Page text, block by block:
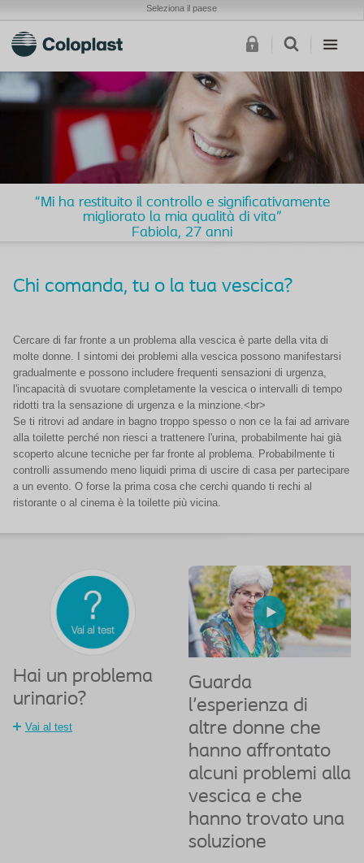
Seleziona il paese
“Mi ha restituito il controllo e significativamente
migliorato la mia qualità di vita”
Fabiola, 27 anni
Chi comanda, tu o la tua vescica?
Cercare di far fronte a un problema alla vescica è parte della vita di
molte donne. I sintomi dei problemi alla vescica possono manifestarsi
gradualmente e possono includere frequenti sensazioni di urgenza,
l'incapacità di svuotare completamente la vescica o intervalli di tempo
ridotti tra la sensazione di urgenza e la minzione.<br>
Se ti ritrovi ad andare in bagno troppo spesso o non ce la fai ad arrivare
alla toilette perché non riesci a trattenere l'urina, probabilmente hai già
scoperto alcune tecniche per far fronte al problema. Probabilmente ti
controlli assumendo meno liquidi prima di uscire di casa per partecipare
a un evento. O forse la prima cosa che cerchi quando ti rechi al
ristorante o al cinema è la toilette più vicina.
Hai un problema
urinario?
Vai al test
Guarda
l'esperienza di
altre donne che
hanno affrontato
alcuni problemi alla
vescica e che
hanno trovato una
soluzione